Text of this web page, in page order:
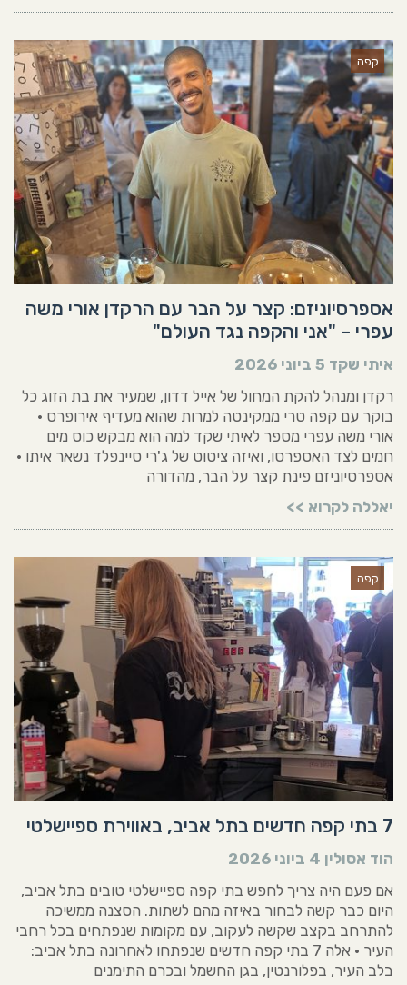
קפה
אספרסיוניזם: קצר על הבר עם הרקדן אורי משה
עפרי – "אני והקפה נגד העולם"
איתי שקד 5 ביוני 2026
רקדן ומנהל להקת המחול של אייל דדון, שמעיר את בת הזוג כל
בוקר עם קפה טרי ממקינטה למרות שהוא מעדיף אירופרס •
אורי משה עפרי מספר לאיתי שקד למה הוא מבקש כוס מים
חמים לצד האספרסו, ואיזה ציטוט של ג'רי סיינפלד נשאר איתו •
אספרסיוניזם פינת קצר על הבר, מהדורה
יאללה לקרוא >>
קפה
7 בתי קפה חדשים בתל אביב, באווירת ספיישלטי
הוד אסולין 4 ביוני 2026
אם פעם היה צריך לחפש בתי קפה ספיישלטי טובים בתל אביב,
היום כבר קשה לבחור באיזה מהם לשתות. הסצנה ממשיכה
להתרחב בקצב שקשה לעקוב, עם מקומות שנפתחים בכל רחבי
העיר • אלה 7 בתי קפה חדשים שנפתחו לאחרונה בתל אביב:
בלב העיר, בפלורנטין, בגן החשמל ובכרם התימנים